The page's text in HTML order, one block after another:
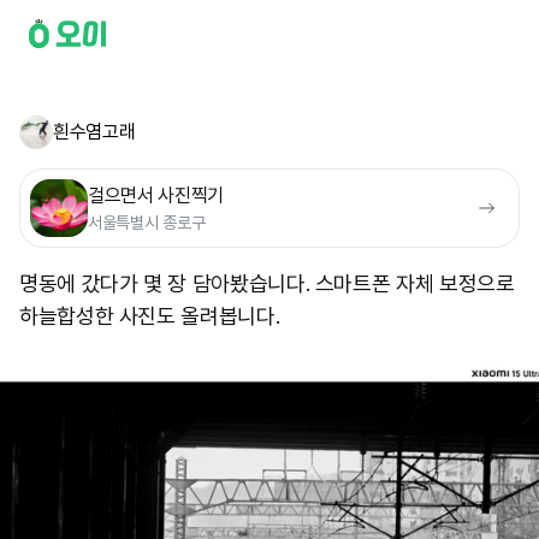
흰수염고래
걸으면서 사진찍기
서울특별시 종로구
명동에 갔다가 몇 장 담아봤습니다. 스마트폰 자체 보정으로
하늘합성한 사진도 올려봅니다. ​